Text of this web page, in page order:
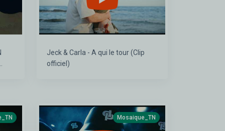
Jeck & Carla - A qui le tour (Clip
officiel)
Mosaique_TN